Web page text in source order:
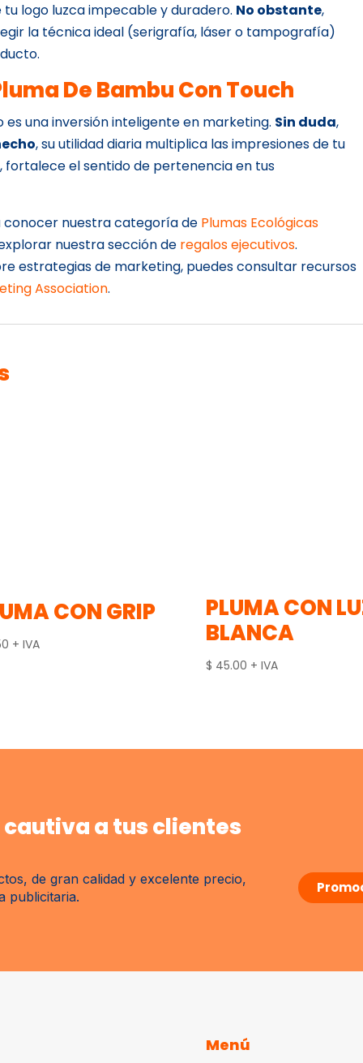
tu logo luzca impecable y duradero. No obstante,
la técnica ideal (serigrafía, láser o tampografía)
De Bambu Con Touch
es una inversión inteligente en marketing. Sin duda,
, su utilidad diaria multiplica las impresiones de tu
, fortalece el sentido de pertenencia en tus
conocer nuestra categoría de Plumas Ecológicas
nuestra sección de regalos ejecutivos.
estrategias de marketing, puedes consultar recursos
Association.
CON GRIP
+ IVA
PLUMA CON
BLANCA
$ 45.00 + IVA
a tus clientes
de gran calidad y excelente precio,
publicitaria.
Menú